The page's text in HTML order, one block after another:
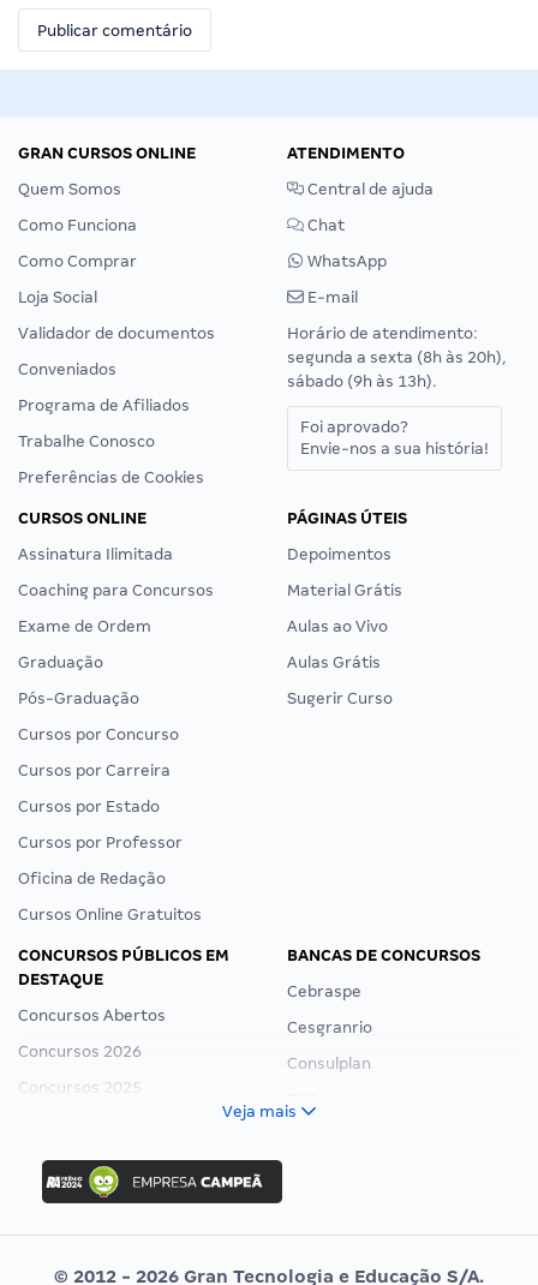
GRAN CURSOS ONLINE
Quem Somos
Como Funciona
Como Comprar
Loja Social
Validador de documentos
Conveniados
Programa de Afiliados
Trabalhe Conosco
Preferências de Cookies
ATENDIMENTO
Central de ajuda
Chat
WhatsApp
E-mail
Horário de atendimento:
segunda a sexta (8h às 20h),
sábado (9h às 13h).
Foi aprovado?
Envie-nos a sua história!
CURSOS ONLINE
Assinatura Ilimitada
Coaching para Concursos
Exame de Ordem
Graduação
Pós-Graduação
Cursos por Concurso
Cursos por Carreira
Cursos por Estado
Cursos por Professor
Oficina de Redação
Cursos Online Gratuitos
PÁGINAS ÚTEIS
Depoimentos
Material Grátis
Aulas ao Vivo
Aulas Grátis
Sugerir Curso
CONCURSOS PÚBLICOS EM
DESTAQUE
Concursos Abertos
Concursos 2026
Concursos 2025
Concurso Ibama
Concurso MPU
Editais publicados
BANCAS DE CONCURSOS
Cebraspe
Cesgranrio
Consulplan
Vunesp
Veja mais
© 2012 - 2026 Gran Tecnologia e Educação S/A.